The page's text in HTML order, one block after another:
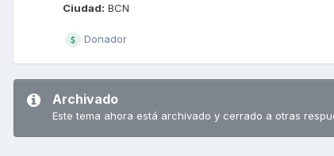
Ciudad: BCN
Donador
Archivado
Este tema ahora está archivado y cerrado a otras